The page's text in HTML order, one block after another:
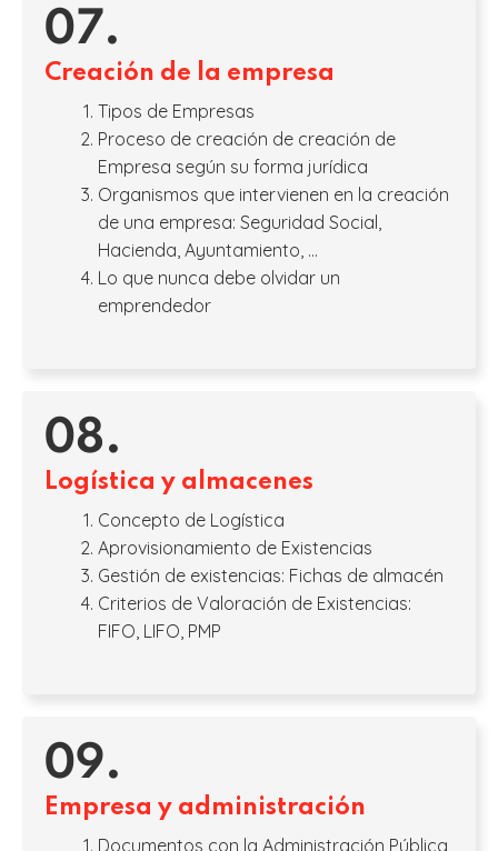
07.
Creación de la empresa
Tipos de Empresas
Proceso de creación de creación de
Empresa según su forma jurídica
Organismos que intervienen en la creación
de una empresa: Seguridad Social,
Hacienda, Ayuntamiento, …
Lo que nunca debe olvidar un
emprendedor
08.
Logística y almacenes
Concepto de Logística
Aprovisionamiento de Existencias
Gestión de existencias: Fichas de almacén
Criterios de Valoración de Existencias:
FIFO, LIFO, PMP
09.
Empresa y administración
Documentos con la Administración Pública